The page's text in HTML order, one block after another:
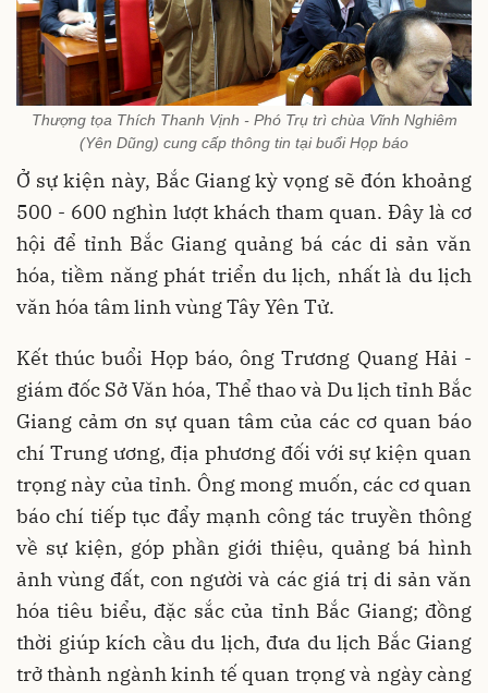
Thượng tọa Thích Thanh Vịnh - Phó Trụ trì chùa Vĩnh Nghiêm
(Yên Dũng) cung cấp thông tin tại buổi Họp báo
Ở sự kiện này, Bắc Giang kỳ vọng sẽ đón khoảng
500 - 600 nghìn lượt khách tham quan. Đây là cơ
hội để tỉnh Bắc Giang quảng bá các di sản văn
hóa, tiềm năng phát triển du lịch, nhất là du lịch
văn hóa tâm linh vùng Tây Yên Tử.
Kết thúc buổi Họp báo, ông Trương Quang Hải -
giám đốc Sở Văn hóa, Thể thao và Du lịch tỉnh Bắc
Giang cảm ơn sự quan tâm của các cơ quan báo
chí Trung ương, địa phương đối với sự kiện quan
trọng này của tỉnh. Ông mong muốn, các cơ quan
báo chí tiếp tục đẩy mạnh công tác truyền thông
về sự kiện, góp phần giới thiệu, quảng bá hình
ảnh vùng đất, con người và các giá trị di sản văn
hóa tiêu biểu, đặc sắc của tỉnh Bắc Giang; đồng
thời giúp kích cầu du lịch, đưa du lịch Bắc Giang
trở thành ngành kinh tế quan trọng và ngày càng